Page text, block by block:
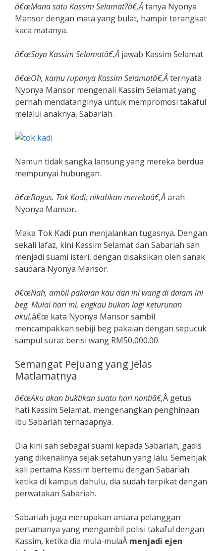
â€œMana satu Kassim Selamat?â€,Âtanya Nyonya
Mansor dengan mata yang bulat, hampir terangkat
kaca matanya.
â€œSaya Kassim Selamatâ€,Â jawab Kassim Selamat.
â€œOh, kamu rupanya Kassim Selamatâ€,Âternyata
Nyonya Mansor mengenali Kassim Selamat yang
pernah mendatanginya untuk mempromosi takaful
melalui anaknya, Sabariah.
Namun tidak sangka lansung yang mereka berdua
mempunyai hubungan.
â€œBagus. Tok Kadi, nikahkan merekaâ€,Âarah
Nyonya Mansor.
Maka Tok Kadi pun menjalankan tugasnya. Dengan
sekali lafaz, kini Kassim Selamat dan Sabariah sah
menjadi suami isteri, dengan disaksikan oleh sanak
saudara Nyonya Mansor.
â€œNah, ambil pakaian kau dan ini wang di dalam ini
beg. Mulai hari ini, engkau bukan lagi keturunan
aku!,â€œ kata Nyonya Mansor sambil
mencampakkan sebiji beg pakaian dengan sepucuk
sampul surat berisi wang RM50,000.00.
Semangat Pejuang yang Jelas
Matlamatnya
â€œAku akan buktikan suatu hari nantiâ€,Â getus
hati Kassim Selamat, mengenangkan penghinaan
ibu Sabariah terhadapnya.
Dia kini sah sebagai suami kepada Sabariah, gadis
yang dikenalinya sejak setahun yang lalu. Semenjak
kali pertama Kassim bertemu dengan Sabariah
ketika di kampus dahulu, dia sudah terpikat dengan
perwatakan Sabariah.
Sabariah juga merupakan antara pelanggan
pertamanya yang mengambil polisi takaful dengan
Kassim, ketika dia mula-mulaÂ menjadi ejen